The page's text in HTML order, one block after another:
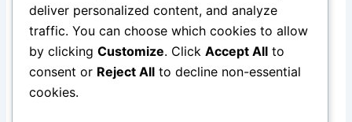
Save my name, email, and website in this browser
for the next time I comment.
deliver personalized content, and analyze
traffic. You can choose which cookies to allow
by clicking Customize. Click Accept All to
consent or Reject All to decline non-essential
cookies.